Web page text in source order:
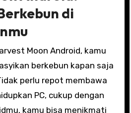
di
Moon Android, kamu
berkebun kapan saja
perlu repot membawa
PC, cukup dengan
kamu bisa menikmati